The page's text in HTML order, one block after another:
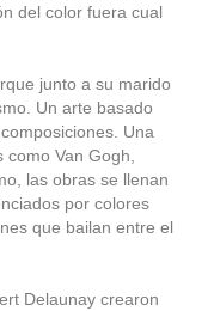
del color fuera cual
junto a su marido
Un arte basado
Una
Van Gogh,
las obras se llenan
por colores
que bailan entre el
Delaunay crearon